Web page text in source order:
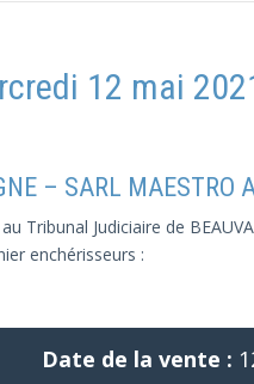
12 mai
– SARL MAESTRO
Tribunal Judiciaire de
enchérisseurs :
Date de la vente :